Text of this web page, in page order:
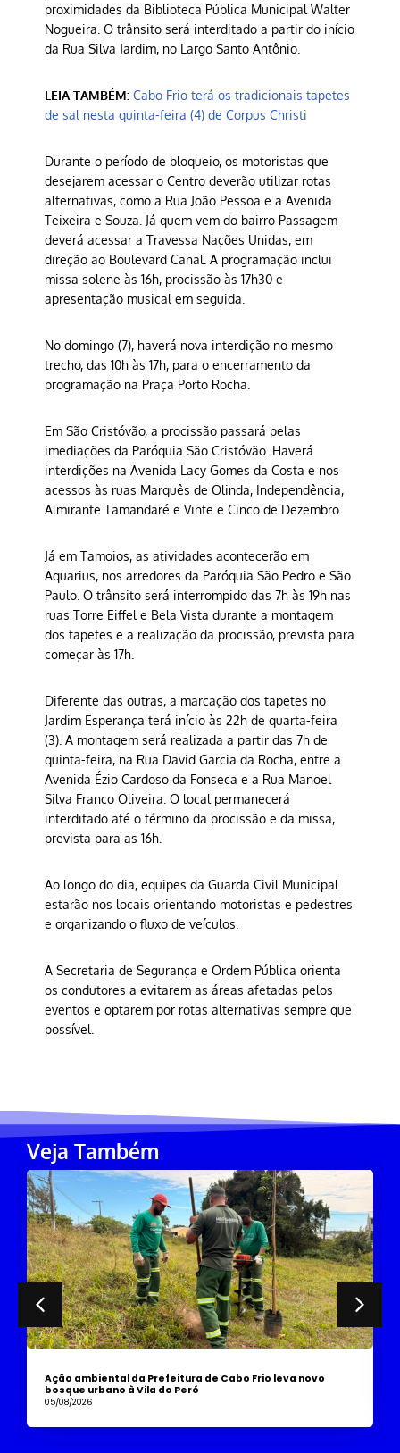
proximidades da Biblioteca Pública Municipal Walter
Nogueira. O trânsito será interditado a partir do início
da Rua Silva Jardim, no Largo Santo Antônio.
LEIA TAMBÉM: Cabo Frio terá os tradicionais tapetes
de sal nesta quinta-feira (4) de Corpus Christi
Durante o período de bloqueio, os motoristas que
desejarem acessar o Centro deverão utilizar rotas
alternativas, como a Rua João Pessoa e a Avenida
Teixeira e Souza. Já quem vem do bairro Passagem
deverá acessar a Travessa Nações Unidas, em
direção ao Boulevard Canal. A programação inclui
missa solene às 16h, procissão às 17h30 e
apresentação musical em seguida.
No domingo (7), haverá nova interdição no mesmo
trecho, das 10h às 17h, para o encerramento da
programação na Praça Porto Rocha.
Em São Cristóvão, a procissão passará pelas
imediações da Paróquia São Cristóvão. Haverá
interdições na Avenida Lacy Gomes da Costa e nos
acessos às ruas Marquês de Olinda, Independência,
Almirante Tamandaré e Vinte e Cinco de Dezembro.
Já em Tamoios, as atividades acontecerão em
Aquarius, nos arredores da Paróquia São Pedro e São
Paulo. O trânsito será interrompido das 7h às 19h nas
ruas Torre Eiffel e Bela Vista durante a montagem
dos tapetes e a realização da procissão, prevista para
começar às 17h.
Diferente das outras, a marcação dos tapetes no
Jardim Esperança terá início às 22h de quarta-feira
(3). A montagem será realizada a partir das 7h de
quinta-feira, na Rua David Garcia da Rocha, entre a
Avenida Ézio Cardoso da Fonseca e a Rua Manoel
Silva Franco Oliveira. O local permanecerá
interditado até o término da procissão e da missa,
prevista para as 16h.
Ao longo do dia, equipes da Guarda Civil Municipal
estarão nos locais orientando motoristas e pedestres
e organizando o fluxo de veículos.
A Secretaria de Segurança e Ordem Pública orienta
os condutores a evitarem as áreas afetadas pelos
eventos e optarem por rotas alternativas sempre que
possível.
Veja Também
Ação ambiental da Prefeitura de Cabo Frio leva novo
bosque urbano à Vila do Peró
05/08/2026